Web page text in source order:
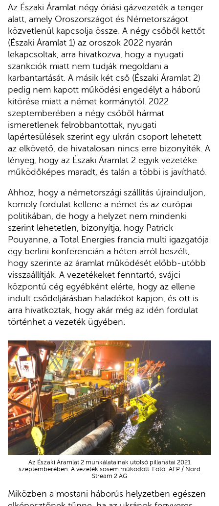
Az Északi Áramlat négy óriási gázvezeték a tenger
alatt, amely Oroszországot és Németországot
közvetlenül kapcsolja össze. A négy csőből kettőt
(Északi Áramlat 1) az oroszok 2022 nyarán
lekapcsoltak, arra hivatkozva, hogy a nyugati
szankciók miatt nem tudják megoldani a
karbantartását. A másik két cső (Északi Áramlat 2)
pedig nem kapott működési engedélyt a háború
kitörése miatt a német kormánytól. 2022
szeptemberében a négy csőből hármat
ismeretlenek felrobbantottak, nyugati
lapértesülések szerint egy ukrán csoport lehetett
az elkövető, de hivatalosan nincs erre bizonyíték. A
lényeg, hogy az Északi Áramlat 2 egyik vezetéke
működőképes maradt, és talán a többi is javítható.
Ahhoz, hogy a németországi szállítás újrainduljon,
komoly fordulat kellene a német és az európai
politikában, de hogy a helyzet nem mindenki
szerint lehetetlen, bizonyítja, hogy Patrick
Pouyanne, a Total Energies francia multi igazgatója
egy berlini konferencián a héten arról beszélt,
hogy szerinte az áramlat működését előbb-utóbb
visszaállítják. A vezetékeket fenntartó, svájci
központú cég egyébként elérte, hogy az ellene
indult csődeljárásban haladékot kapjon, és ott is
arra hivatkoztak, hogy akár még az idén fordulat
történhet a vezeték ügyében.
Az Északi Áramlat 2 munkálatainak utolsó pillanatai 2021
szeptemberében. A vezeték sosem működött. Fotó: AFP / Nord
Stream 2 AG
Miközben a mostani háborús helyzetben egészen